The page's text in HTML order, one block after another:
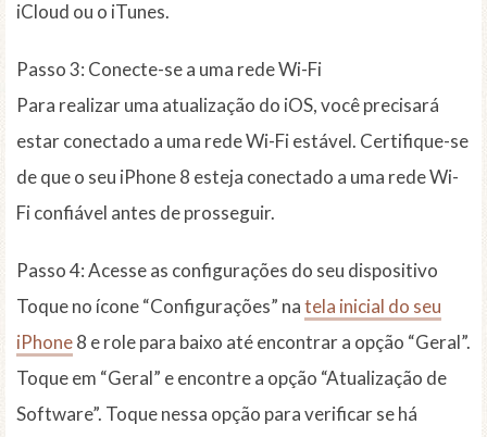
iCloud ou o iTunes.
Passo 3: Conecte-se a uma rede Wi-Fi
Para realizar uma atualização do iOS, você precisará
estar conectado a uma rede Wi-Fi estável. Certifique-se
de que o seu iPhone 8 esteja conectado a uma rede Wi-
Fi confiável antes de prosseguir.
Passo 4: Acesse as configurações do seu dispositivo
Toque no ícone “Configurações” natela inicial do seu
iPhone8 e role para baixo até encontrar a opção “Geral”.
Toque em “Geral” e encontre a opção “Atualização de
Software”. Toque nessa opção para verificar se há